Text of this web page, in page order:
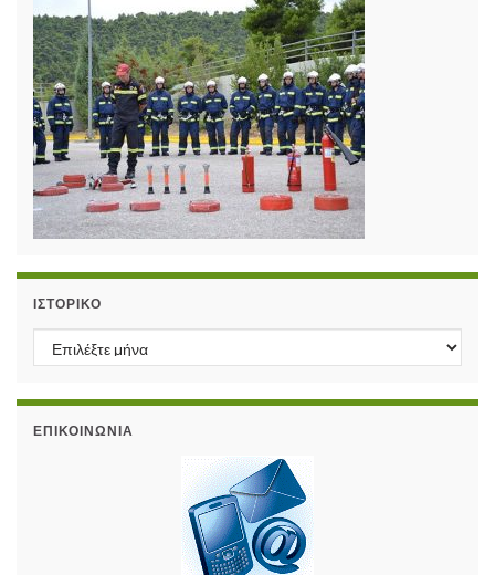
ΙΣΤΟΡΙΚΌ
Ιστορικό
ΕΠΙΚΟΙΝΩΝΊΑ